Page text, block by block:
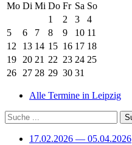
Mo Di Mi Do Fr Sa So
1
2 3
4
5
6 7 8 9 10 11
12
13 14 15 16 17 18
19 20 21 22 23 24 25
26 27 28 29 30 31
Alle Termine in Leipzig
17.02.2026 — 05.04.2026